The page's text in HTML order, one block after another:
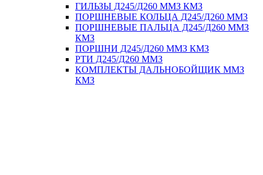
ГИЛЬЗЫ Д245/Д260 ММЗ КМЗ
ПОРШНЕВЫЕ КОЛЬЦА Д245/Д260 ММЗ
ПОРШНЕВЫЕ ПАЛЬЦА Д245/Д260 ММЗ
КМЗ
ПОРШНИ Д245/Д260 ММЗ КМЗ
РТИ Д245/Д260 ММЗ
КОМПЛЕКТЫ ДАЛЬНОБОЙЩИК ММЗ
КМЗ